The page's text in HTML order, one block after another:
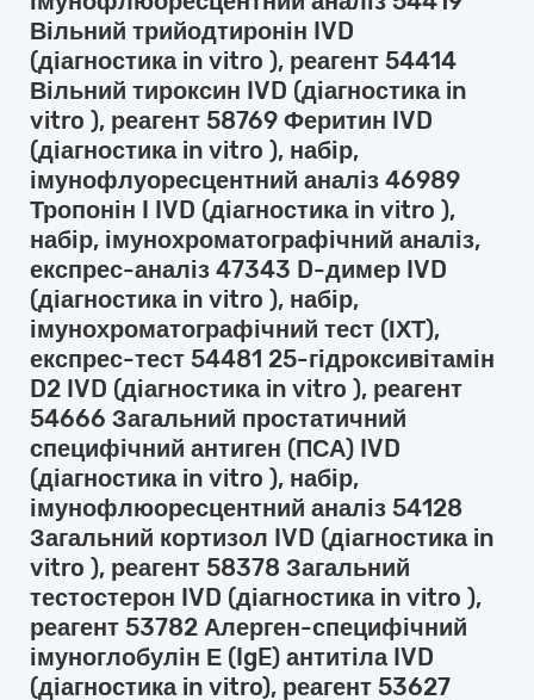
Вільний трийодтиронін IVD
(діагностика in vitro ), реагент 54414
Вільний тироксин IVD (діагностика in
vitro ), реагент 58769 Феритин IVD
(діагностика in vitro ), набір,
імунофлуоресцентний аналіз 46989
Тропонін I IVD (діагностика in vitro ),
набір, імунохроматографічний аналіз,
експрес-аналіз 47343 D-димер IVD
(діагностика in vitro ), набір,
імунохроматографічний тест (ІХТ),
експрес-тест 54481 25-гідроксивітамін
D2 IVD (діагностика in vitro ), реагент
54666 Загальний простатичний
специфічний антиген (ПСА) IVD
(діагностика in vitro ), набір,
імунофлюоресцентний аналіз 54128
Загальний кортизол IVD (діагностика in
vitro ), реагент 58378 Загальний
тестостерон IVD (діагностика in vitro ),
реагент 53782 Алерген-специфічний
імуноглобулін Е (IgE) антитіла IVD
(діагностика in vitro), реагент 53627